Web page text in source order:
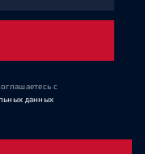
с
данных